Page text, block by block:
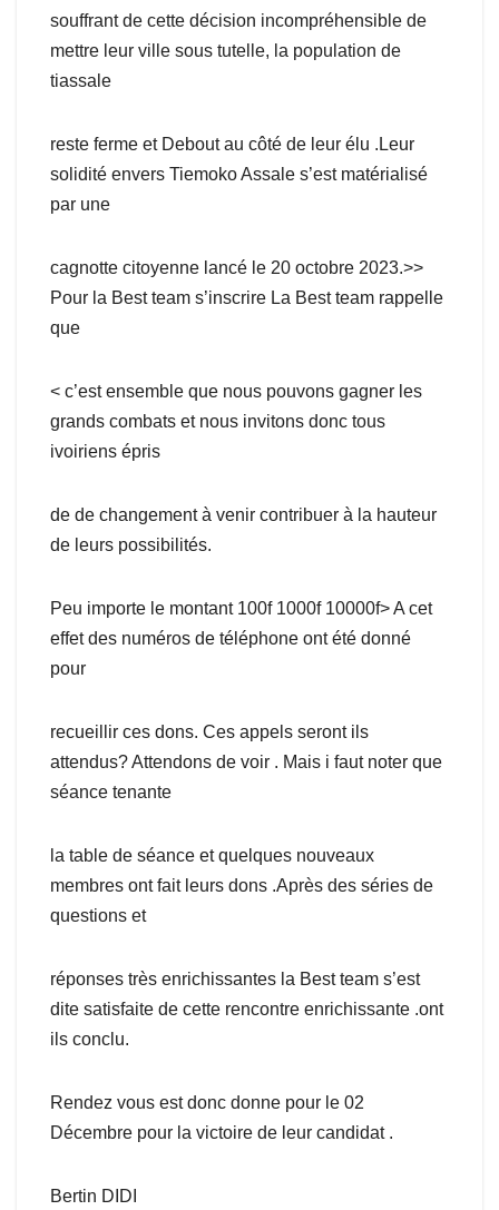
souffrant de cette décision incompréhensible de
mettre leur ville sous tutelle, la population de
tiassale
reste ferme et Debout au côté de leur élu .Leur
solidité envers Tiemoko Assale s’est matérialisé
par une
cagnotte citoyenne lancé le 20 octobre 2023.>>
Pour la Best team s’inscrire La Best team rappelle
que
< c’est ensemble que nous pouvons gagner les
grands combats et nous invitons donc tous
ivoiriens épris
de de changement à venir contribuer à la hauteur
de leurs possibilités.
Peu importe le montant 100f 1000f 10000f> A cet
effet des numéros de téléphone ont été donné
pour
recueillir ces dons. Ces appels seront ils
attendus? Attendons de voir . Mais i faut noter que
séance tenante
la table de séance et quelques nouveaux
membres ont fait leurs dons .Après des séries de
questions et
réponses très enrichissantes la Best team s’est
dite satisfaite de cette rencontre enrichissante .ont
ils conclu.
Rendez vous est donc donne pour le 02
Décembre pour la victoire de leur candidat .
Bertin DIDI